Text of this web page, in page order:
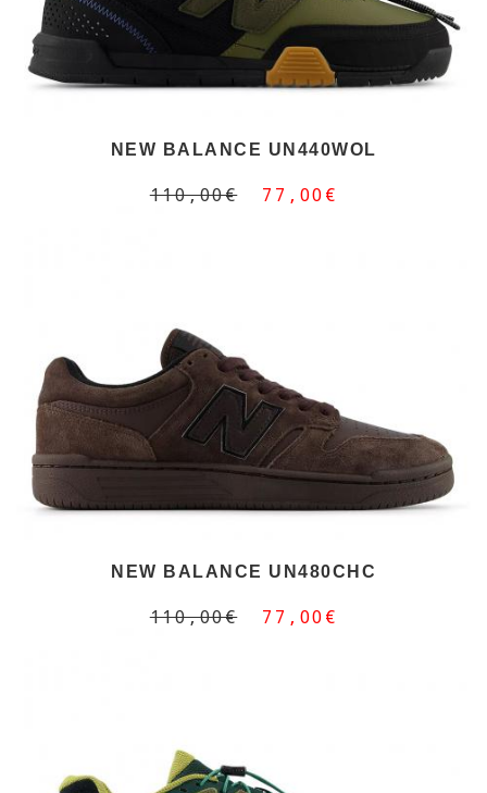
NEW BALANCE UN440WOL
110,00€ 77,00€
NEW BALANCE UN480CHC
110,00€ 77,00€